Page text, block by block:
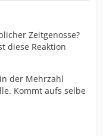
Zeitgenosse?
diese Reaktion
der Mehrzahl
Kommt aufs selbe